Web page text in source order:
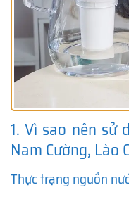
1. Vì sao nên sử
Nam Cường, Lào
Thực trạng nguồn